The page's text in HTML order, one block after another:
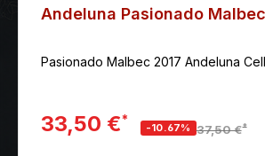
Andeluna Pasionado
Pasionado Malbec 2017 Andeluna
33,50 €*
-10.67% 37,50 €*